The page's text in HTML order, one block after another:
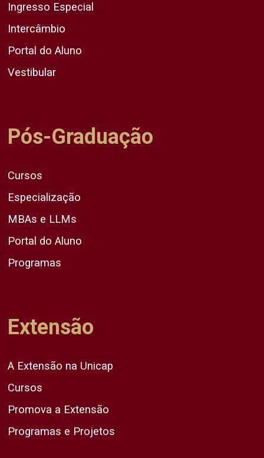
Ingresso Especial
Intercâmbio
Portal do Aluno
Vestibular
Pós-Graduação
Cursos
Especialização
MBAs e LLMs
Portal do Aluno
Programas
Extensão
A Extensão na Unicap
Cursos
Promova a Extensão
Programas e Projetos